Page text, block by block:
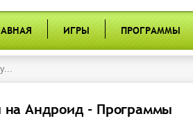
ИГРЫ ПРОГРАММЫ
на Андроид - Программы